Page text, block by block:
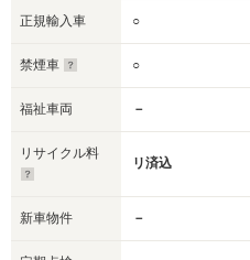
正規輸入車 ○
禁煙車 ○
福祉車両 －
リサイクル料
リ済込
新車物件 －